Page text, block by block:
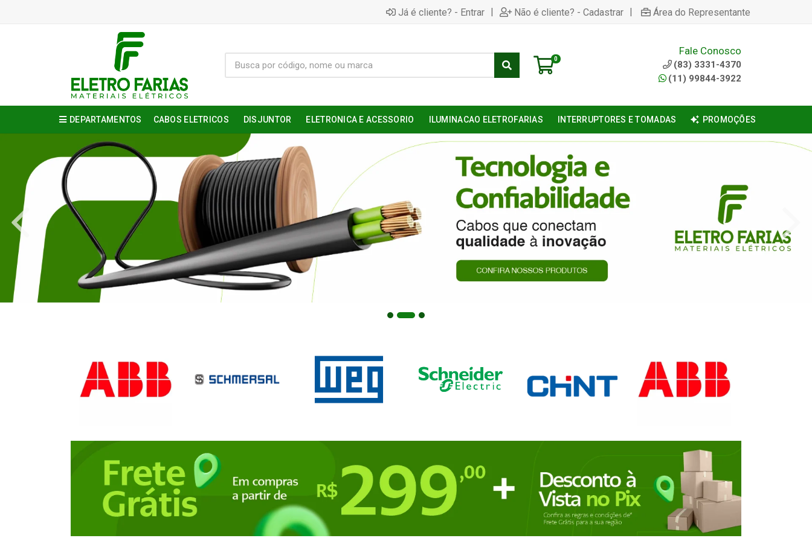
Já é cliente? - Entrar | Não é cliente? - Cadastrar | Área do Representante
0
Fale Conosco
(83) 3331-4370
(11) 99844-3922
DEPARTAMENTOS CABOS ELETRICOS DISJUNTOR ELETRONICA E ACESSORIO ILUMINACAO ELETROFARIAS INTERRUPTORES E TOMADAS PROMOÇÕES